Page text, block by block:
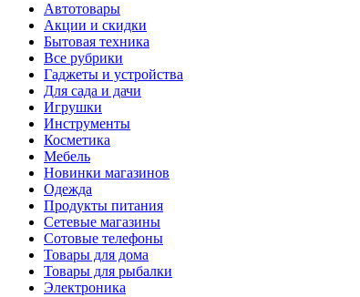
Автотовары
Акции и скидки
Бытовая техника
Все рубрики
Гаджеты и устройства
Для сада и дачи
Игрушки
Инструменты
Косметика
Мебель
Новинки магазинов
Одежда
Продукты питания
Сетевые магазины
Сотовые телефоны
Товары для дома
Товары для рыбалки
Электроника